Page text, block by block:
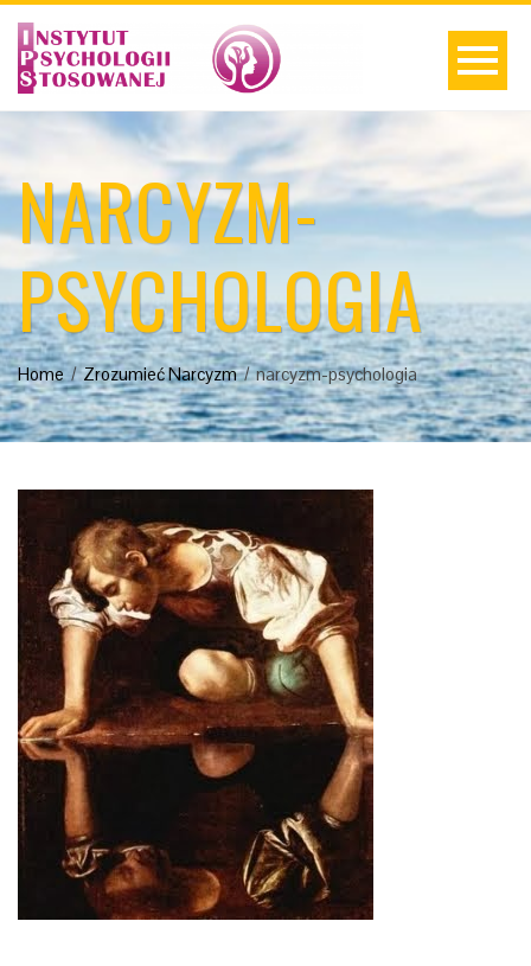
NARCYZM-
PSYCHOLOGIA
Home Zrozumieć Narcyzm narcyzm-psychologia